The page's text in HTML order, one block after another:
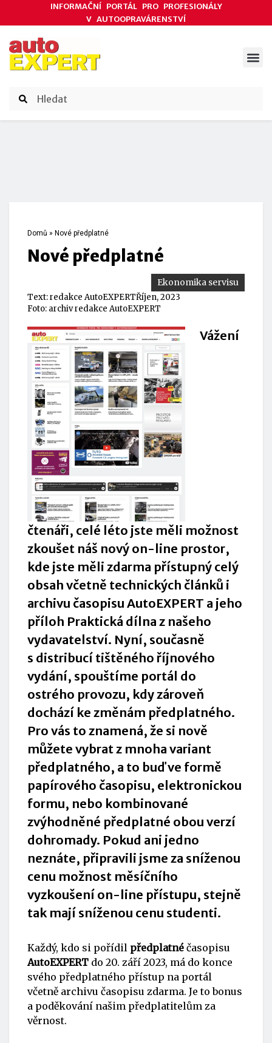
INFORMAČNÍ PORTÁL PRO PROFESIONÁLY
V AUTOOPRAVÁRENSTVÍ
Domů » Nové předplatné
Nové předplatné
Ekonomika servisu
Text:redakce AutoEXPERTŘíjen, 2023
Foto: archiv redakce AutoEXPERT
Vážení
čtenáři, celé léto jste měli možnost
zkoušet náš nový on-line prostor,
kde jste měli zdarma přístupný celý
obsah včetně technických článků i
archivu časopisu AutoEXPERT a jeho
příloh Praktická dílna z našeho
vydavatelství. Nyní, současně
s distribucí tištěného říjnového
vydání, spouštíme portál do
ostrého provozu, kdy zároveň
dochází ke změnám předplatného.
Pro vás to znamená, že si nově
můžete vybrat z mnoha variant
předplatného, a to buď ve formě
papírového časopisu, elektronickou
formu, nebo kombinované
zvýhodněné předplatné obou verzí
dohromady. Pokud ani jedno
neznáte, připravili jsme za sníženou
cenu možnost měsíčního
vyzkoušení on-line přístupu, stejně
tak mají sníženou cenu studenti.
Každý, kdo si pořídil předplatné časopisu
AutoEXPERT do 20. září 2023, má do konce
svého předplatného přístup na portál
včetně archivu časopisu zdarma. Je to bonus
a poděkování našim předplatitelům za
věrnost.